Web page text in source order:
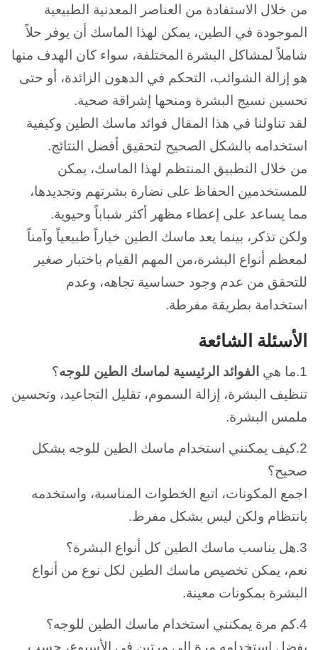
من خلال الاستفادة من العناصر المعدنية الطبيعية
الموجودة في الطين، يمكن لهذا الماسك أن يوفر حلاً
شاملاً لمشاكل البشرة المختلفة، سواء كان الهدف منها
هو إزالة الشوائب، التحكم في الدهون الزائدة، أو حتى
تحسين نسيج البشرة ومنحها إشراقة صحية.
لقد تناولنا في هذا المقال فوائد ماسك الطين وكيفية
استخدامه بالشكل الصحيح لتحقيق أفضل النتائج.
من خلال التطبيق المنتظم لهذا الماسك، يمكن
للمستخدمين الحفاظ على نضارة بشرتهم وتجديدها،
مما يساعد على إعطاء مظهر أكثر شباباً وحيوية.
ولكن تذكر، بينما يعد ماسك الطين خياراً طبيعياً وآمناً
لمعظم أنواع البشرة،من المهم القيام باختبار صغير
للتحقق من عدم وجود حساسية تجاهه، وعدم
استخدامة بطريقة مفرطة.
الأسئلة الشائعة
1.ما هي الفوائد الرئيسية لماسك الطين للوجه؟
تنظيف البشرة، إزالة السموم، تقليل التجاعيد، وتحسين
ملمس البشرة.
2.كيف يمكنني استخدام ماسك الطين للوجه بشكل
صحيح؟
اجمع المكونات، اتبع الخطوات المناسبة، واستخدمه
بانتظام ولكن ليس بشكل مفرط.
3.هل يناسب ماسك الطين كل أنواع البشرة؟
نعم، يمكن تخصيص ماسك الطين لكل نوع من أنواع
البشرة بمكونات معينة.
4.كم مرة يمكنني استخدام ماسك الطين للوجه؟
يفضل استخدامه مرة إلى مرتين في الأسبوع، حسب